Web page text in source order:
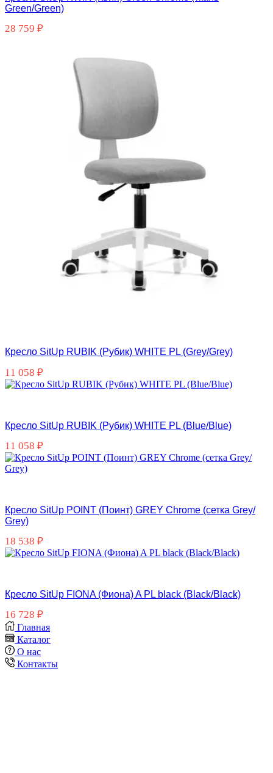
Green/Green)
28 759 ₽
Кресло SitUp RUBIK (Рубик) WHITE PL (Grey/Grey)
11 058 ₽
Кресло SitUp RUBIK (Рубик) WHITE PL (Blue/Blue)
11 058 ₽
Кресло SitUp POINT (Поинт) GREY Chrome (сетка Grey/
Grey)
18 538 ₽
Кресло SitUp FIONA (Фиона) A PL black (Black/Black)
16 728 ₽
Главная
Каталог
О нас
Контакты